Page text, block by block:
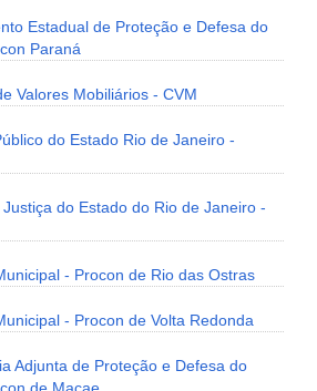
Estadual de Proteção e Defesa do
Paraná
Valores Mobiliários - CVM
do Estado Rio de Janeiro -
do Estado do Rio de Janeiro -
- Procon de Rio das Ostras
- Procon de Volta Redonda
Adjunta de Proteção e Defesa do